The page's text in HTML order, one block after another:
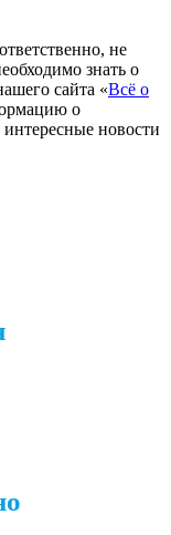
не
знать о
сайта «Всё о
о
новости